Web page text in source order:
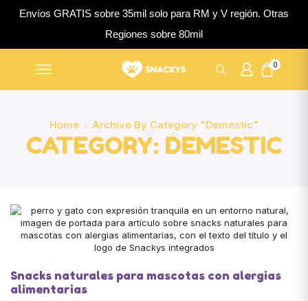
Envíos GRATIS sobre 35mil solo para RM y V región. Otras
Regiones sobre 80mil
0
Home Archive By Category "Demestic"
CATEGORY: DEMESTIC
Snacks naturales para mascotas con alergias
alimentarias